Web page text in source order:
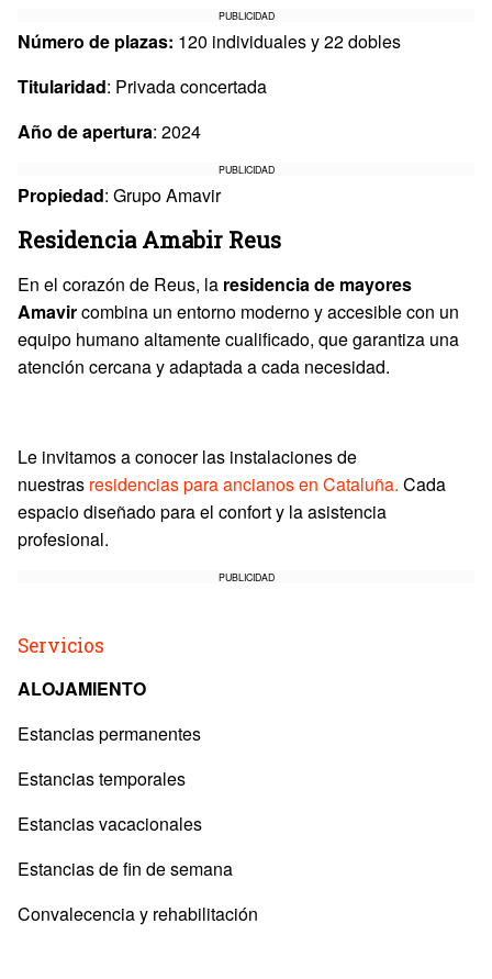
PUBLICIDAD
Número de plazas: 120 individuales y 22 dobles
Titularidad: Privada concertada
Año de apertura: 2024
PUBLICIDAD
Propiedad: Grupo Amavir
Residencia Amabir Reus
En el corazón de Reus, la residencia de mayores
Amavircombina un entorno moderno y accesible con un
equipo humano altamente cualificado, que garantiza una
atención cercana y adaptada a cada necesidad.
Le invitamos a conocer las instalaciones de
nuestras residencias para ancianos en Cataluña. Cada
espacio diseñado para el confort y la asistencia
profesional.
PUBLICIDAD
Servicios
ALOJAMIENTO
Estancias permanentes
Estancias temporales
Estancias vacacionales
Estancias de fin de semana
Convalecencia y rehabilitación